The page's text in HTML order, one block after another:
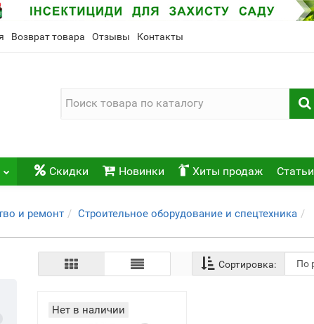
Возврат товара Отзывы Контакты
Скидки Новинки Хиты продаж Статьи
и ремонт Строительное оборудование и спецтехника
Сортировка:
Нет в наличии